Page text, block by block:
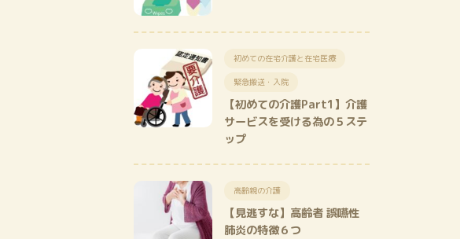
初めての在宅介護と在宅医療
緊急搬送・入院
【初めての介護Part1】介護
サービスを受ける為の５ステ
ップ
高齢親の介護
【見逃すな】高齢者 誤嚥性
肺炎の特徴６つ